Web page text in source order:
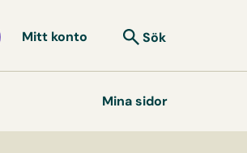
Mitt konto Sök
Mina sidor